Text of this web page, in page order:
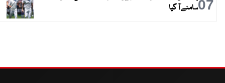
07سامنے آ گیا